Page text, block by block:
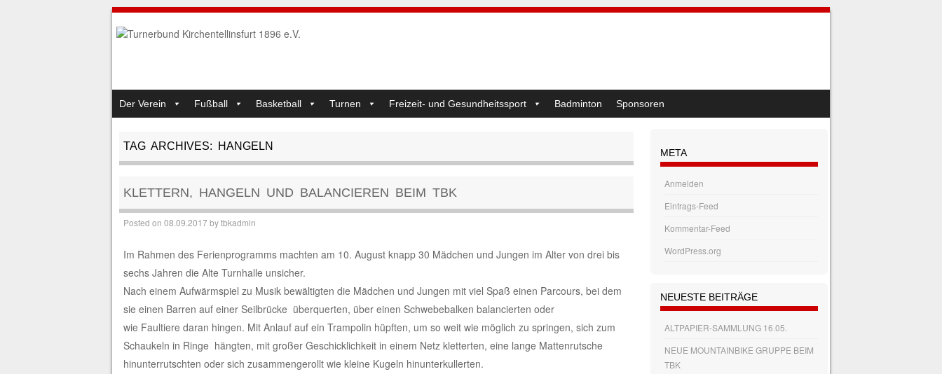
MENU
SKIP TO CONTENT
Der Verein Fußball Basketball Turnen Freizeit- und Gesundheitssport Badminton Sponsoren
TAG ARCHIVES: HANGELN
KLETTERN, HANGELN UND BALANCIEREN BEIM TBK
Posted on 08.09.2017bytbkadmin
Im Rahmen des Ferienprogramms machten am 10. August knapp 30 Mädchen und Jungen im Alter von drei bis
sechs Jahren die Alte Turnhalle unsicher.
Nach einem Aufwärmspiel zu Musik bewältigten die Mädchen und Jungen mit viel Spaß einen Parcours, bei dem
sie einen Barren auf einer Seilbrücke überquerten, über einen Schwebebalken balancierten oder
wie Faultiere daran hingen. Mit Anlauf auf ein Trampolin hüpften, um so weit wie möglich zu springen, sich zum
Schaukeln in Ringe hängten, mit großer Geschicklichkeit in einem Netz kletterten, eine lange Mattenrutsche
hinunterrutschten oder sich zusammengerollt wie kleine Kugeln hinunterkullerten.
META
Anmelden
Eintrags-Feed
Kommentar-Feed
WordPress.org
NEUESTE BEITRÄGE
ALTPAPIER-SAMMLUNG 16.05.
NEUE MOUNTAINBIKE GRUPPE BEIM
TBK